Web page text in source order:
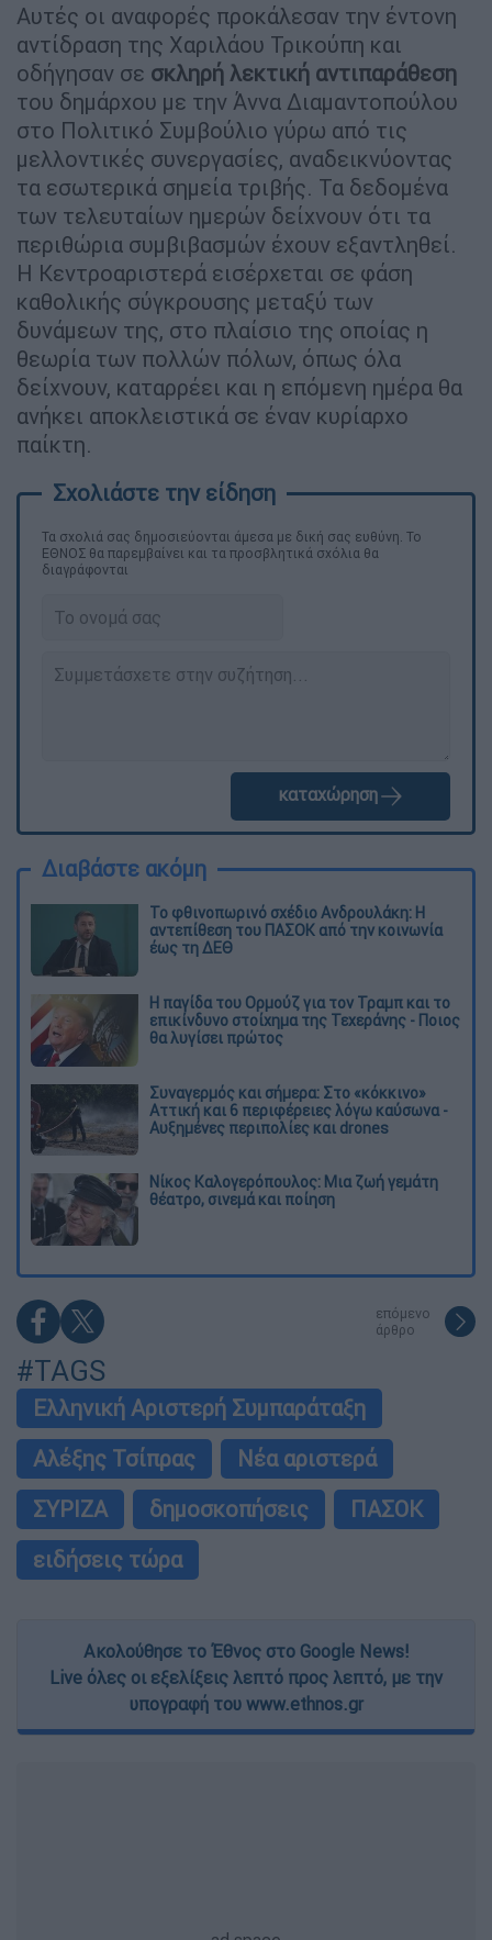
Αυτές οι αναφορές προκάλεσαν την έντονη
αντίδραση της Χαριλάου Τρικούπη και
οδήγησαν σε σκληρή λεκτική αντιπαράθεση
του δημάρχου με την Άννα Διαμαντοπούλου
στο Πολιτικό Συμβούλιο γύρω από τις
μελλοντικές συνεργασίες, αναδεικνύοντας
τα εσωτερικά σημεία τριβής. Τα δεδομένα
των τελευταίων ημερών δείχνουν ότι τα
περιθώρια συμβιβασμών έχουν εξαντληθεί.
Η Κεντροαριστερά εισέρχεται σε φάση
καθολικής σύγκρουσης μεταξύ των
δυνάμεων της, στο πλαίσιο της οποίας η
θεωρία των πολλών πόλων, όπως όλα
δείχνουν, καταρρέει και η επόμενη ημέρα θα
ανήκει αποκλειστικά σε έναν κυρίαρχο
παίκτη.
Τα σχολιά σας δημοσιεύονται άμεσα με δική σας ευθύνη. Το
ΕΘΝΟΣ θα παρεμβαίνει και τα προσβλητικά σχόλια θα
διαγράφονται
καταχώρηση
Διαβάστε ακόμη
Το φθινοπωρινό σχέδιο Ανδρουλάκη: Η
αντεπίθεση του ΠΑΣΟΚ από την κοινωνία
έως τη ΔΕΘ
Η παγίδα του Ορμούζ για τον Τραμπ και το
επικίνδυνο στοίχημα της Τεχεράνης - Ποιος
θα λυγίσει πρώτος
Συναγερμός και σήμερα: Στο «κόκκινο»
Αττική και 6 περιφέρειες λόγω καύσωνα -
Αυξημένες περιπολίες και drones
Νίκος Καλογερόπουλος: Μια ζωή γεμάτη
θέατρο, σινεμά και ποίηση
επόμενο
άρθρο
#TAGS
Ελληνική Αριστερή Συμπαράταξη
Αλέξης Τσίπρας
Νέα αριστερά
ΣΥΡΙΖΑ
δημοσκοπήσεις
ΠΑΣΟΚ
ειδήσεις τώρα
Ακολούθησε το Έθνος στο Google News!
Live όλες οι εξελίξεις λεπτό προς λεπτό, με την
υπογραφή του www.ethnos.gr